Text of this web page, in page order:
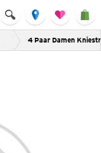
4 Paar Damen